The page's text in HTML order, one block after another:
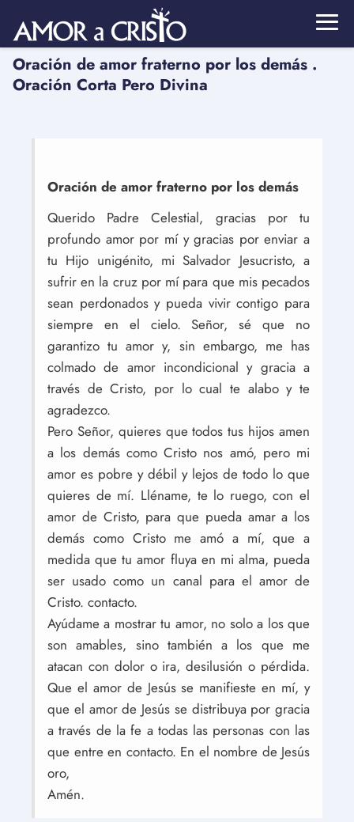
Oración de amor fraterno por los demás .
Oración Corta Pero Divina
Oración de amor fraterno por los demás
Querido Padre Celestial, gracias por tu
profundo amor por mí y gracias por enviar a
tu Hijo unigénito, mi Salvador Jesucristo, a
sufrir en la cruz por mí para que mis pecados
sean perdonados y pueda vivir contigo para
siempre en el cielo. Señor, sé que no
garantizo tu amor y, sin embargo, me has
colmado de amor incondicional y gracia a
través de Cristo, por lo cual te alabo y te
agradezco.
Pero Señor, quieres que todos tus hijos amen
a los demás como Cristo nos amó, pero mi
amor es pobre y débil y lejos de todo lo que
quieres de mí. Lléname, te lo ruego, con el
amor de Cristo, para que pueda amar a los
demás como Cristo me amó a mí, que a
medida que tu amor fluya en mi alma, pueda
ser usado como un canal para el amor de
Cristo. contacto.
Ayúdame a mostrar tu amor, no solo a los que
son amables, sino también a los que me
atacan con dolor o ira, desilusión o pérdida.
Que el amor de Jesús se manifieste en mí, y
que el amor de Jesús se distribuya por gracia
a través de la fe a todas las personas con las
que entre en contacto. En el nombre de Jesús
oro,
Amén.